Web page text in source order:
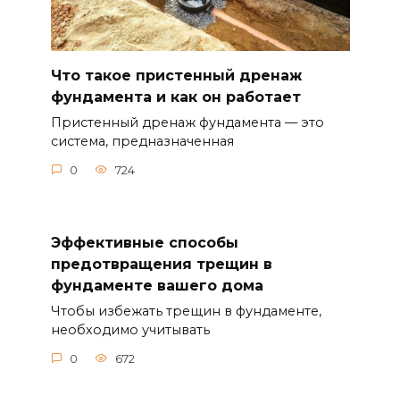
Что такое пристенный дренаж
фундамента и как он работает
Пристенный дренаж фундамента — это
система, предназначенная
0 724
Эффективные способы
предотвращения трещин в
фундаменте вашего дома
Чтобы избежать трещин в фундаменте,
необходимо учитывать
0 672